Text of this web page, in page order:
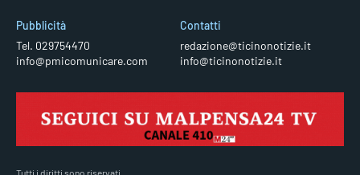
Pubblicità
Tel. 029754470
info@pmicomunicare.com
Contatti
redazione@ticinonotizie.it
info@ticinonotizie.it
Tutti i diritti sono riservati